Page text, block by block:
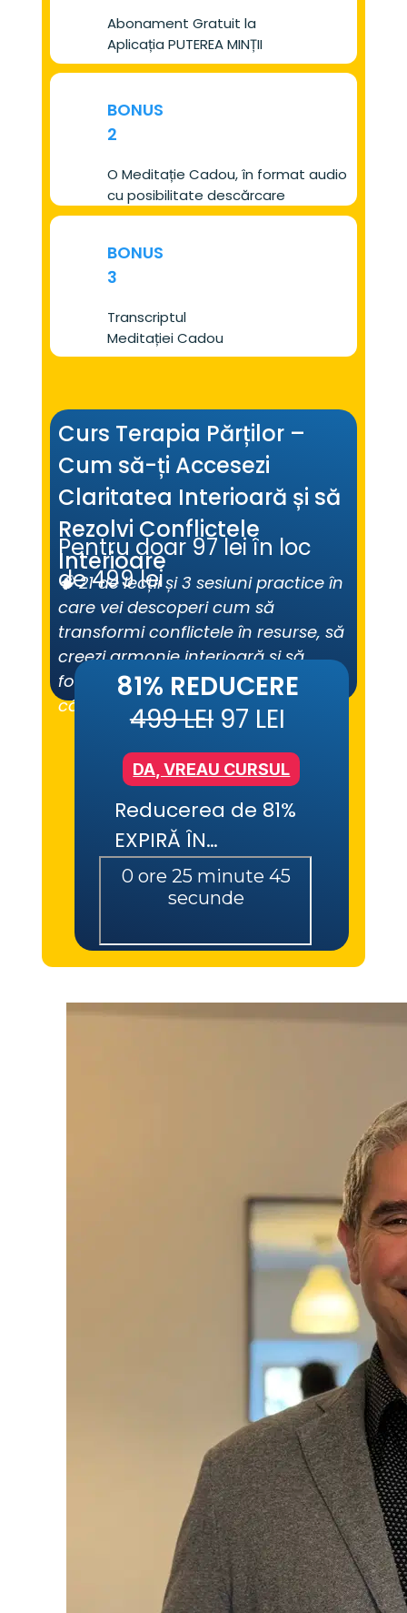
Abonament Gratuit la
Aplicația PUTEREA MINȚII
BONUS
2
O Meditație Cadou, în format audio
cu posibilitate descărcare
BONUS
3
Transcriptul
Meditației Cadou
Curs Terapia Părților –
Cum să-ți Accesezi
Claritatea Interioară și să
Rezolvi Conflictele
Interioare
Pentru doar 97 lei în loc
de 499 lei
🧠 21 de lecții și 3 sesiuni practice în
care vei descoperi cum să
transformi conflictele în resurse, să
creezi armonie interioară și să
folosești tehnica atât pentru tine,
cât și în lucrul cu alții.
81% REDUCERE
DA, VREAU CURSUL
499 LEI 97 LEI
Reducerea de 81%
EXPIRĂ ÎN…